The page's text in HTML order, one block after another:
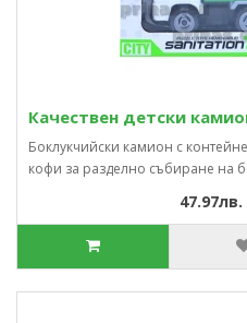
Качествен детски
Боклукчийски камион с
кофи за разделно събиране на